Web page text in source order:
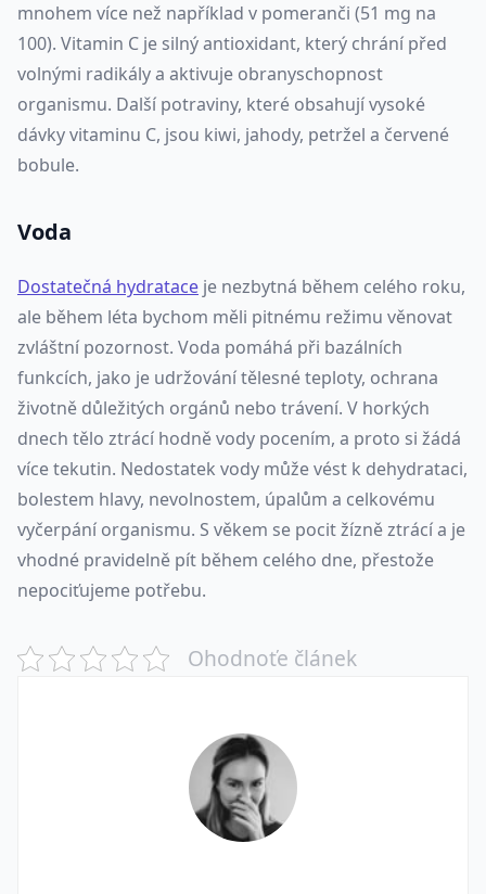
mnohem více než například v pomeranči (51 mg na
100). Vitamin C je silný antioxidant, který chrání před
volnými radikály a aktivuje obranyschopnost
organismu. Další potraviny, které obsahují vysoké
dávky vitaminu C, jsou kiwi, jahody, petržel a červené
bobule.
Voda
Dostatečná hydratace je nezbytná během celého roku,
ale během léta bychom měli pitnému režimu věnovat
zvláštní pozornost. Voda pomáhá při bazálních
funkcích, jako je udržování tělesné teploty, ochrana
životně důležitých orgánů nebo trávení. V horkých
dnech tělo ztrácí hodně vody pocením, a proto si žádá
více tekutin. Nedostatek vody může vést k dehydrataci,
bolestem hlavy, nevolnostem, úpalům a celkovému
vyčerpání organismu. S věkem se pocit žízně ztrácí a je
vhodné pravidelně pít během celého dne, přestože
nepociťujeme potřebu.
Ohodnoťe článek